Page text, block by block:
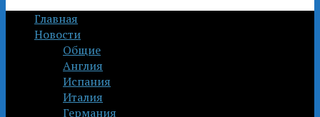
Главная
Новости
Общие
Англия
Испания
Италия
Германия